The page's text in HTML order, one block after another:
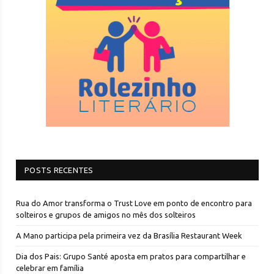
POSTS RECENTES
Rua do Amor transforma o Trust Love em ponto de encontro para
solteiros e grupos de amigos no mês dos solteiros
A Mano participa pela primeira vez da Brasília Restaurant Week
Dia dos Pais: Grupo Santé aposta em pratos para compartilhar e
celebrar em família